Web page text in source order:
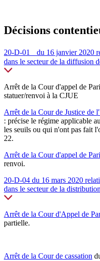
Décisions
20-D-01 du 16 janvier 2020
dans le secteur de la diffusion
Arrêt de la Cour d'appel de
statuer/renvoi à la CJUE
Arrêt de la Cour de Justice de
: précise le régime applicable
les seuils ou qui n'ont pas fait
22.
Arrêt de la Cour d'appel de
renvoi.
20-D-04 du 16 mars 2020
dans le secteur de la
Arrêt de la Cour d'Appel de
partielle.
Arrêt de la Cour de cassation